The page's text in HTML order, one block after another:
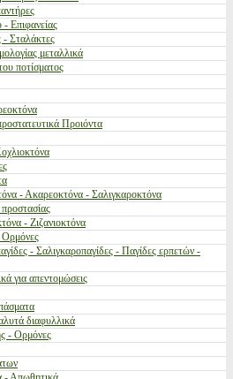
- Επιφανείας
- Σταλάκτες
μεταλλικά
ποτίσματος
Προιόντα
- Ακαρεοκτόνα - Σαλιγκαροκτόνα
- Ζιζανιοκτόνα
Ορμόνες
- Σαλιγκαροπαγίδες - Παγίδες ερπετών -
για απεντομώσεις
διαφυλλικά
- Ορμόνες